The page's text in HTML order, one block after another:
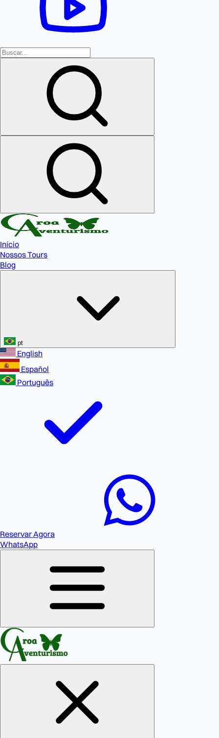
Início
Nossos Tours
Blog
pt
English
Español
Português
Reservar Agora
WhatsApp